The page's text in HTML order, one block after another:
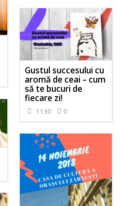
Gustul succesului cu
aromă de ceai – cum
să te bucuri de
fiecare zi!
1130 0